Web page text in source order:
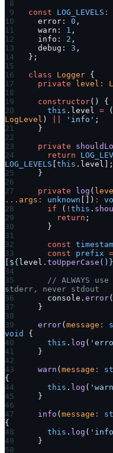
const LOG_LEVELS :
  error:
0 ,
  warn:
1 ,
  info:
2 ,
  debug:
3 ,
};
class Logger {
  private
level :
  constructor
() {
    this
.level =
LogLevel ) 'info' ;
  }
  private
    return
LOG_LEVELS this .level];
  }
  private
log (
... args : unknown []) :
    if
( ! this .
      return
;
    }
    const
    const
prefix =
[${ level . toUpperCase ()
// ALWAYS use
stderr, never stdout
    console.
error
  }
  error
( message :
void
{
    this
. log (
  }
  warn
( message :
{
    this
. log (
  }
  info
( message :
{
    this
. log (
  }